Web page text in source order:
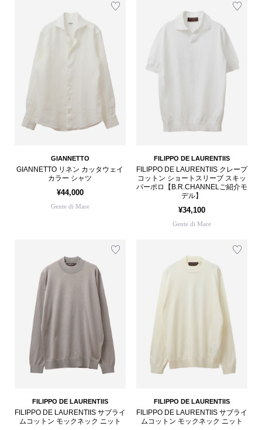
GIANNETTO
GIANNETTO リネン カッタウェイ
カラー シャツ
¥44,000
Gente di Mare
FILIPPO DE LAURENTIIS
FILIPPO DE LAURENTIIS クレープ
コットン ショートスリーブ スキッ
パーポロ【B.R.CHANNELご紹介モ
デル】
¥34,100
Gente di Mare
FILIPPO DE LAURENTIIS
FILIPPO DE LAURENTIIS サブライ
ムコットン モックネック ニット
FILIPPO DE LAURENTIIS
FILIPPO DE LAURENTIIS サブライ
ムコットン モックネック ニット